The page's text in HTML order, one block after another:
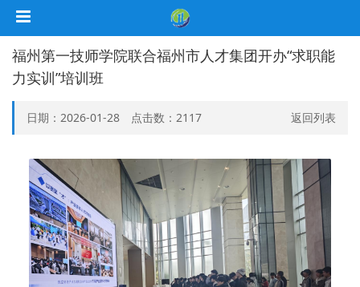
福州第一技师学院联合福州市人才集团开办“求职能
力实训”培训班
日期：2026-01-28 点击数： 2117 返回列表